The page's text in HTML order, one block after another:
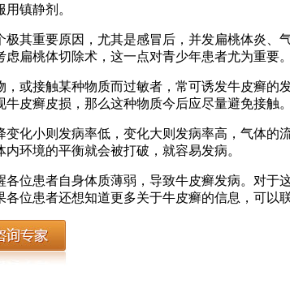
镇静剂。
其重要原因，尤其是感冒后，并发扁桃体炎
扁桃体切除术，这一点对青少年患者尤为重要。
或接触某种物质而过敏者，常可诱发牛皮癣
皮癣皮损，那么这种物质今后应尽量避免接触。
化小则发病率低，变化大则发病率高，气体
环境的平衡就会被打破，就容易发病。
位患者自身体质薄弱，导致牛皮癣发病。对于
患者还想知道更多关于牛皮癣的信息，可以联